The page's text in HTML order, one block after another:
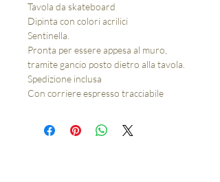
Tavola da skateboard
Dipinta con colori acrilici
Sentinella.
Pronta per essere appesa al muro,
tramite gancio posto dietro alla tavola.
Spedizione inclusa
Con corriere espresso tracciabile